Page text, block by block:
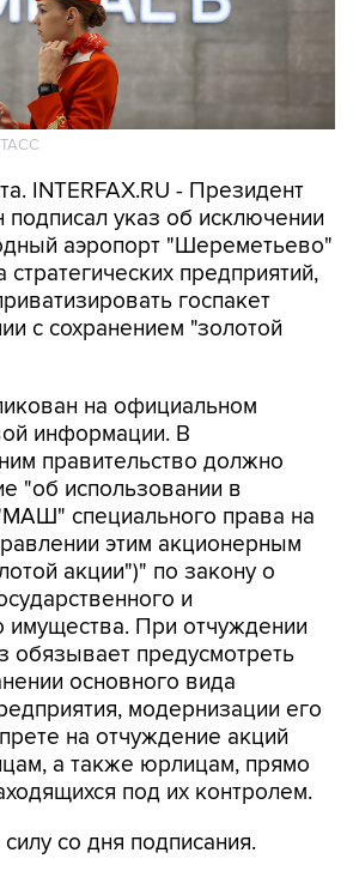
INTERFAX.RU - Президент
подписал указ об исключении
аэропорт "Шереметьево"
предприятий,
госпакет
с сохранением "золотой
на официальном
информации. В
правительство должно
"об использовании в
специального права на
этим акционерным
акции")" по закону о
и
имущества. При отчуждении
предусмотреть
основного вида
модернизации его
на отчуждение акций
а также юрлицам, прямо
под их контролем.
со дня подписания.